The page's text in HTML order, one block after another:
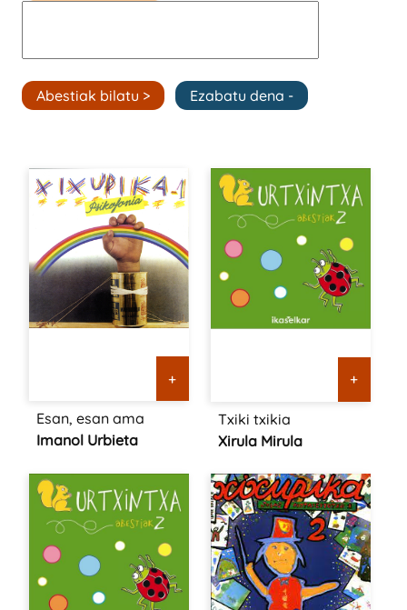
+
Esan, esan ama
Imanol Urbieta
+
Txiki txikia
Xirula Mirula